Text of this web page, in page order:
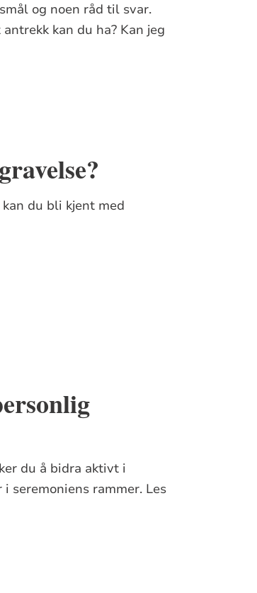
og noen råd til svar.
kan du ha? Kan jeg
du bli kjent med
du å bidra aktivt i
seremoniens rammer. Les